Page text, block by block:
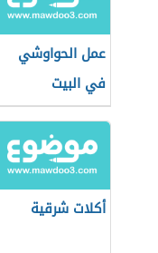
عمل الحواوشي
في البيت
أكلات شرقية